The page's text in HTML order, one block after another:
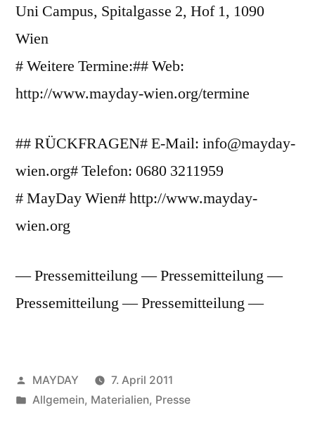
Uni Campus, Spitalgasse 2, Hof 1, 1090
Wien
# Weitere Termine:## Web:
http://www.mayday-wien.org/termine
## RÜCKFRAGEN# E-Mail: info@mayday-
wien.org# Telefon: 0680 3211959
# MayDay Wien# http://www.mayday-
wien.org
— Pressemitteilung — Pressemitteilung —
Pressemitteilung — Pressemitteilung —
Veröffentlicht
von
MAYDAY
7. April 2011
Veröffentlicht
Allgemein, Materialien, Presse